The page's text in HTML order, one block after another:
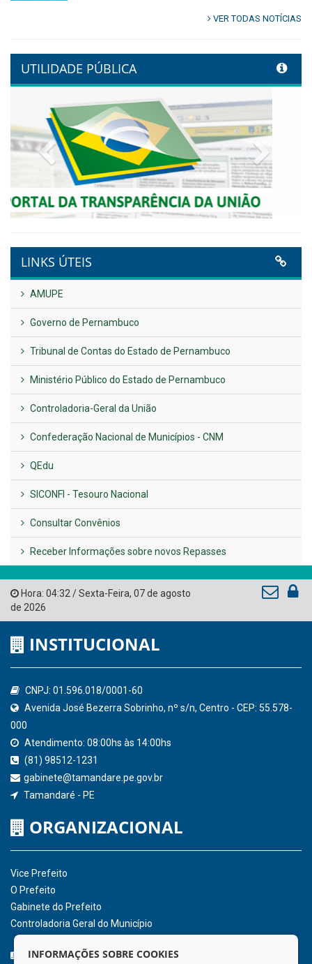
alinhamento estratégico do
Conecta+ Tamandaré.
NOTA DE PESAR E LUTO OFICIAL
Publicado em: 9 de junho de 2026
Plano Diretor – 2026
Publicado em: 14 de maio de 2026
VER TODAS NOTÍCIAS
UTILIDADE PÚBLICA
Previous
LINKS ÚTEIS
AMUPE
Governo de Pernambuco
Tribunal de Contas do Estado de Pernambuco
Ministério Público do Estado de Pernambuco
Controladoria-Geral da União
Confederação Nacional de Municípios - CNM
QEdu
Consultar Convênios
Receber Informações sobre novos Repasses
Hora:04:32/ Sexta-Feira,07 de agosto
de 2026
INSTITUCIONAL
CNPJ: 01.596.018/0001-60
000
INFORMAÇÕES SOBRE COOKIES